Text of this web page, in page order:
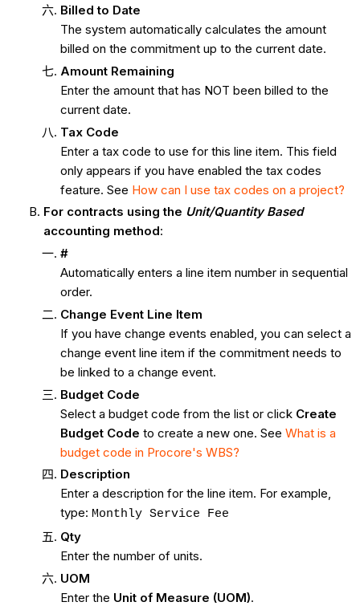
Billed to Date
The system automatically calculates the amount
billed on the commitment up to the current date.
Amount Remaining
Enter the amount that has NOT been billed to the
current date.
Tax Code
Enter a tax code to use for this line item. This field
only appears if you have enabled the tax codes
feature. See How can I use tax codes on a project?
For contracts using the Unit/Quantity Based
accounting method:
#
Automatically enters a line item number in sequential
order.
Change Event Line Item
If you have change events enabled, you can select a
change event line item if the commitment needs to
be linked to a change event.
Budget Code
Select a budget code from the list or click Create
Budget Code to create a new one. See What is a
budget code in Procore's WBS?
Description
Enter a description for the line item. For example,
type: Monthly Service Fee
Qty
Enter the number of units.
UOM
Enter the Unit of Measure (UOM).